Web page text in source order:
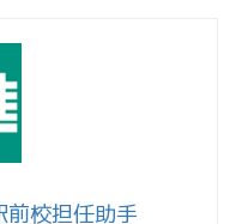
前校担任助手